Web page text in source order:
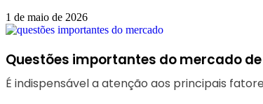
1 de maio de 2026
Questões importantes do mercado
É indispensável a atenção aos principais